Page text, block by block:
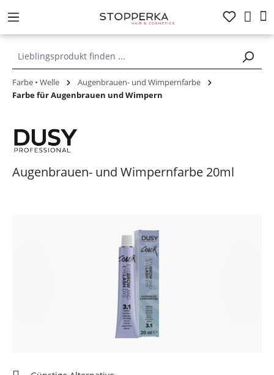
springen
Farbe • Welle
Augenbrauen- und Wimpernfarbe
Farbe für Augenbrauen und Wimpern
Augenbrauen- und Wimpernfarbe 20ml